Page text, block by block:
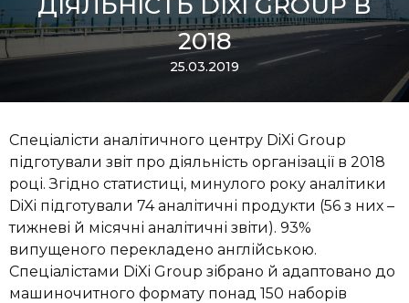
2018
25.03.2019
Спеціалісти аналітичного центру DiXi Group
підготували звіт про діяльність організації в 2018
році. Згідно статистиці, минулого року аналітики
DiXi підготували 74 аналітичні продукти (56 з них –
тижневі й місячні аналітичні звіти). 93%
випущеного перекладено англійською.
Спеціалістами DiXi Group зібрано й адаптовано до
машиночитного формату понад 150 наборів